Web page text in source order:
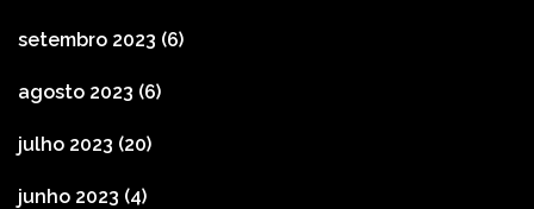
setembro 2023 (6)
agosto 2023 (6)
julho 2023 (20)
junho 2023 (4)